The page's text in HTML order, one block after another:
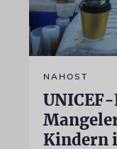
NAHOST
Kindern